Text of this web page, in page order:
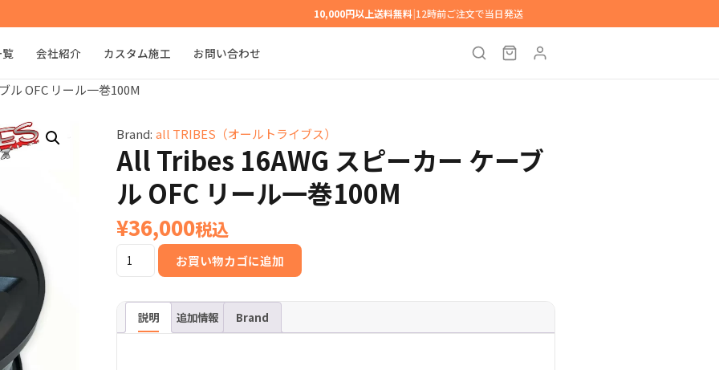
10,000円以上送料無料|12時前ご注文で当日発送
会社紹介 カスタム施工 お問い合わせ
ル OFC リール一巻100M
Brand: all TRIBES（オールトライブス）
All Tribes 16AWG スピーカー ケーブ
ル OFC リール一巻100M
¥36,000税込
All
ピ
お買い物カゴに追加
説明 追加情報 Brand